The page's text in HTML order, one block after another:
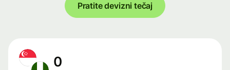
Pratite devizni tečaj
0